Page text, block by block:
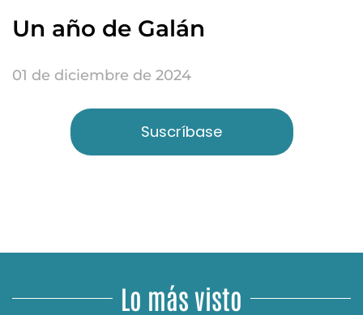
Un año de Galán
01 de diciembre de 2024
Suscríbase
Lo más visto